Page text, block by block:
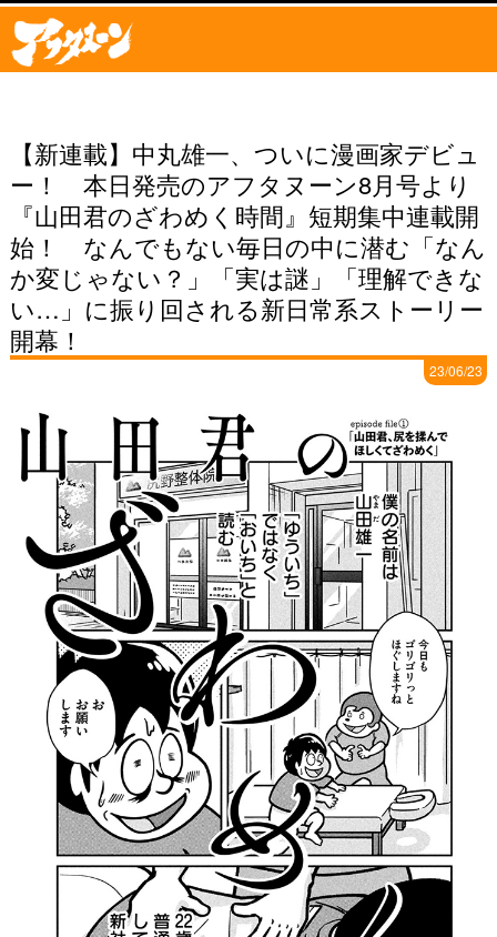
【新連載】中丸雄一、ついに漫画家デビュ
ー！ 本日発売のアフタヌーン8月号より
『山田君のざわめく時間』短期集中連載開
始！ なんでもない毎日の中に潜む「なん
か変じゃない？」「実は謎」「理解できな
い…」に振り回される新日常系ストーリー
開幕！
23/06/23